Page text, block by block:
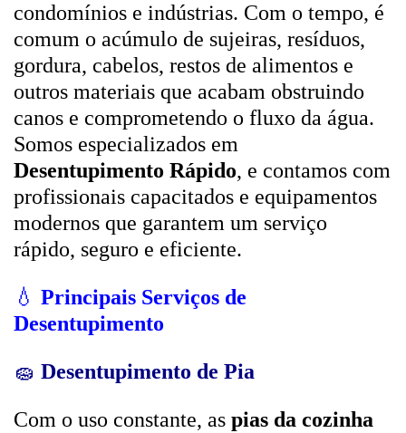
condomínios e indústrias. Com o tempo, é
comum o acúmulo de sujeiras, resíduos,
gordura, cabelos, restos de alimentos e
outros materiais que acabam obstruindo
canos e comprometendo o fluxo da água.
Somos especializados em
Desentupimento Rápido, e contamos com
profissionais capacitados e equipamentos
modernos que garantem um serviço
rápido, seguro e eficiente.
💧 Principais Serviços de
Desentupimento
🧽 Desentupimento de Pia
Com o uso constante, as pias da cozinha